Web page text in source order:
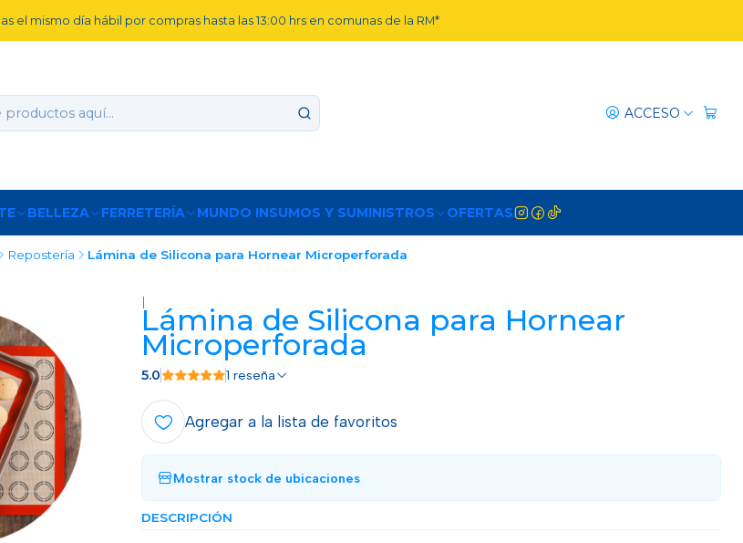
ACCESO
BELLEZA FERRETERÍA MUNDO INSUMOS Y SUMINISTROS OFERTAS
el mismo día hábil por compras hasta las 13:00 hrs en comunas de la RM*
Repostería Lámina de Silicona para Hornear Microperforada
|
Lámina de Silicona para Hornear
Microperforada
5.0 1 reseña
Agregar a la lista de favoritos
Mostrar stock de ubicaciones
DESCRIPCIÓN